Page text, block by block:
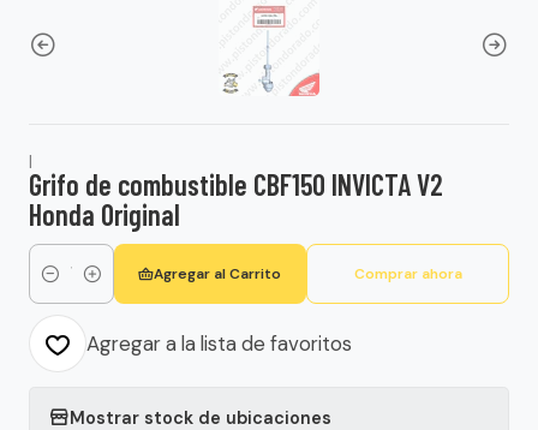
|
Grifo de combustible CBF150 INVICTA V2
Honda Original
Cantidad
Agregar al Carrito Comprar ahora
Agregar a la lista de favoritos
Mostrar stock de ubicaciones